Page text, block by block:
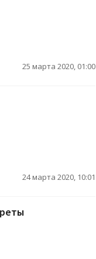
25 марта 2020, 01:00
24 марта 2020, 10:01